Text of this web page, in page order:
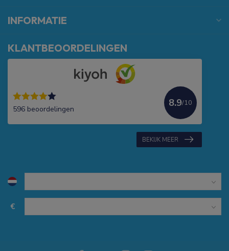
INFORMATIE
KLANTBEOORDELINGEN
596 beoordelingen
8.9/10
BEKIJK MEER
€